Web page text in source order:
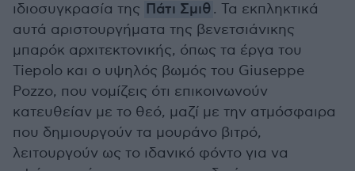
ιδιοσυγκρασία της Πάτι Σμιθ. Τα εκπληκτικά
αυτά αριστουργήματα της βενετσιάνικης
μπαρόκ αρχιτεκτονικής, όπως τα έργα του
Tiepolo και ο υψηλός βωμός του Giuseppe
Pozzo, που νομίζεις ότι επικοινωνούν
κατευθείαν με το θεό, μαζί με την ατμόσφαιρα
που δημιουργούν τα μουράνο βιτρό,
λειτουργούν ως το ιδανικό φόντο για να